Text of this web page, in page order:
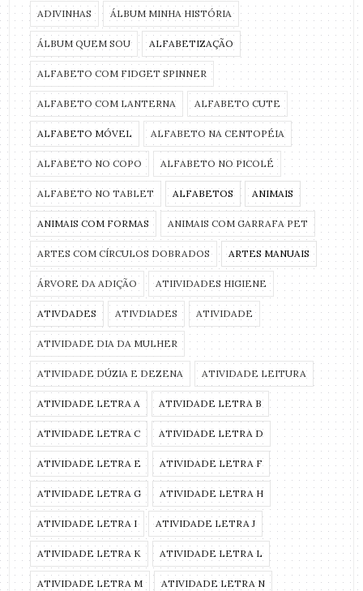
ADIVINHAS ÁLBUM MINHA HISTÓRIA
ÁLBUM QUEM SOU ALFABETIZAÇÃO
ALFABETO COM FIDGET SPINNER
ALFABETO COM LANTERNA ALFABETO CUTE
ALFABETO MÓVEL ALFABETO NA CENTOPÉIA
ALFABETO NO COPO ALFABETO NO PICOLÉ
ALFABETO NO TABLET ALFABETOS ANIMAIS
ANIMAIS COM FORMAS ANIMAIS COM GARRAFA PET
ARTES COM CÍRCULOS DOBRADOS ARTES MANUAIS
ÁRVORE DA ADIÇÃO ATIIVIDADES HIGIENE
ATIVDADES ATIVDIADES ATIVIDADE
ATIVIDADE DIA DA MULHER
ATIVIDADE DÚZIA E DEZENA ATIVIDADE LEITURA
ATIVIDADE LETRA A ATIVIDADE LETRA B
ATIVIDADE LETRA C ATIVIDADE LETRA D
ATIVIDADE LETRA E ATIVIDADE LETRA F
ATIVIDADE LETRA G ATIVIDADE LETRA H
ATIVIDADE LETRA I ATIVIDADE LETRA J
ATIVIDADE LETRA K ATIVIDADE LETRA L
ATIVIDADE LETRA M ATIVIDADE LETRA N